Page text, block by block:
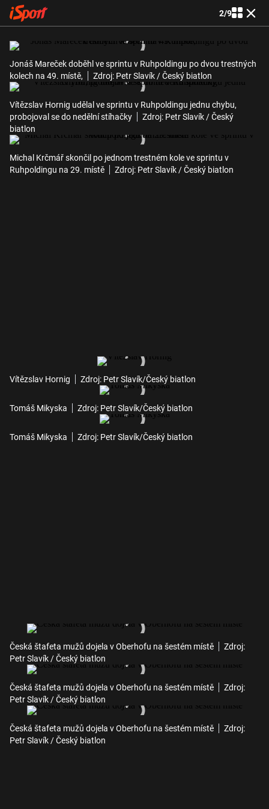
2/9
Jonáš Mareček doběhl ve sprintu v Ruhpoldingu po dvou trestných
kolech na 49. místě,
Zdroj: Petr Slavík / Český biatlon
Vítězslav Hornig udělal ve sprintu v Ruhpoldingu jednu chybu,
probojoval se do nedělní stíhačky
Zdroj: Petr Slavík / Český
biatlon
Michal Krčmář skončil po jednom trestném kole ve sprintu v
Ruhpoldingu na 29. místě
Zdroj: Petr Slavík / Český biatlon
Vítězslav Hornig Zdroj: Petr Slavík/Český biatlon
Tomáš Mikyska Zdroj: Petr Slavík/Český biatlon
Tomáš Mikyska Zdroj: Petr Slavík/Český biatlon
Česká štafeta mužů dojela v Oberhofu na šestém místě
Zdroj:
Petr Slavík / Český biatlon
Česká štafeta mužů dojela v Oberhofu na šestém místě
Zdroj:
Petr Slavík / Český biatlon
Česká štafeta mužů dojela v Oberhofu na šestém místě
Zdroj:
Petr Slavík / Český biatlon